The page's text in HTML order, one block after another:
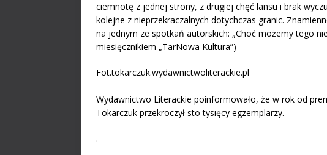
ciemnotę z jednej strony, z drugiej chęć lansu i brak
kolejne z nieprzekraczalnych dotychczas granic.
na jednym ze spotkań autorskich: „Choć możemy tego
miesięcznikiem „TarNowa Kultura”)
Fot.tokarczuk.wydawnictwoliterackie.pl
————————–
Wydawnictwo Literackie poinformowało, że w rok od
Tokarczuk przekroczył sto tysięcy egzemplarzy.
.